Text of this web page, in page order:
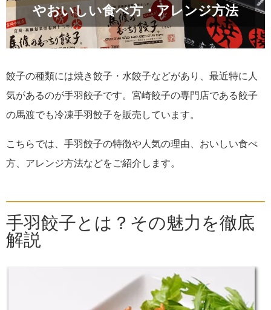
やおいしい食べ方・アレンジ方法
餃子の種類には焼き餃子・水餃子などがあり、最近特に人
気があるのが手羽餃子です。宮崎餃子の専門店である餃子
の馬渡でも冷凍手羽餃子を販売しています。
こちらでは、手羽餃子の特徴や人気の理由、おいしい食べ
方、アレンジ方法などをご紹介します。
手羽餃子とは？その魅力を徹底
解説